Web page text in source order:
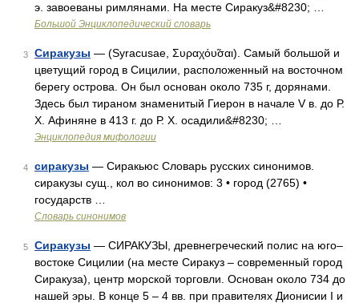
э. завоеваны римлянами. На месте Сиракуз&#8230; …
Большой Энциклопедический словарь
3 Сиракузы — (Syracusae, Συραχόυ̃σαι). Самый большой и
цветущий город в Сицилии, расположенный на восточном
берегу острова. Он был основан около 735 г, дорянами.
Здесь был тираном знаменитый Гиерон в начале V в. до Р.
X. Афиняне в 413 г. до Р. X. осадили&#8230; …
Энциклопедия мифологии
4 сиракузы — Cиракьюс Словарь русских синонимов.
сиракузы сущ., кол во синонимов: 3 • город (2765) •
государств …
Словарь синонимов
5 Сиракузы — СИРАКУЗЫ, древнегреческий полис на юго–
востоке Сицилии (на месте Сиракуз – современный город
Сиракуза), центр морской торговли. Основан около 734 до
нашей эры. В конце 5 – 4 вв. при правителях Дионисии I и